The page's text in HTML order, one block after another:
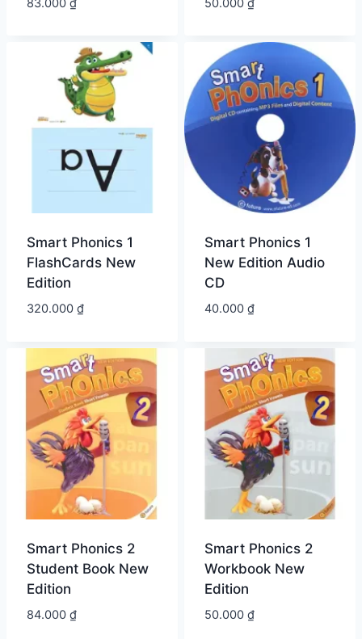
83.000 ₫ 50.000 ₫
Smart Phonics 1
FlashCards New
Edition
320.000 ₫
Smart Phonics 1
New Edition Audio
CD
40.000 ₫
Smart Phonics 2
Student Book New
Edition
84.000 ₫
Smart Phonics 2
Workbook New
Edition
50.000 ₫